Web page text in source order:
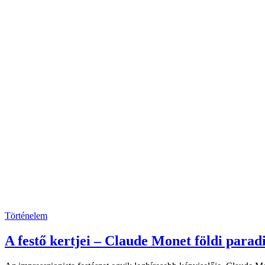
Történelem
A festő kertjei – Claude Monet földi